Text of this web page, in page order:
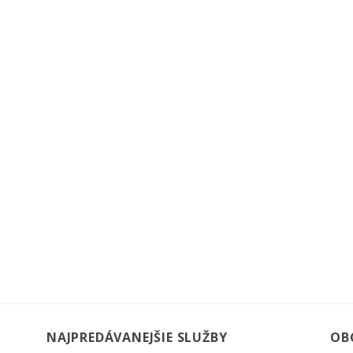
NAJPREDÁVANEJŠIE SLUŽBY